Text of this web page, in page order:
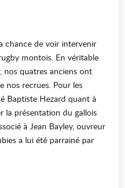
chance de voir intervenir
montois. En véritable
nos quatres anciens ont
nos recrues. Pour les
Baptiste Hezard quant à
la présentation du gallois
à Jean Bayley, ouvreur
a lui été parrainé par